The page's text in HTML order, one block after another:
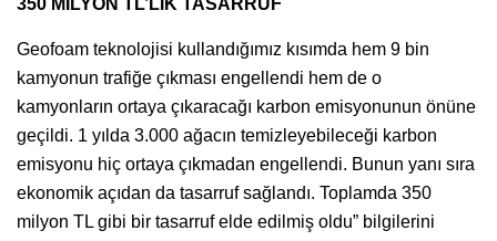
350 MİLYON TL’LİK TASARRUF
Geofoam teknolojisi kullandığımız kısımda hem 9 bin
kamyonun trafiğe çıkması engellendi hem de o
kamyonların ortaya çıkaracağı karbon emisyonunun önüne
geçildi. 1 yılda 3.000 ağacın temizleyebileceği karbon
emisyonu hiç ortaya çıkmadan engellendi. Bunun yanı sıra
ekonomik açıdan da tasarruf sağlandı. Toplamda 350
milyon TL gibi bir tasarruf elde edilmiş oldu” bilgilerini